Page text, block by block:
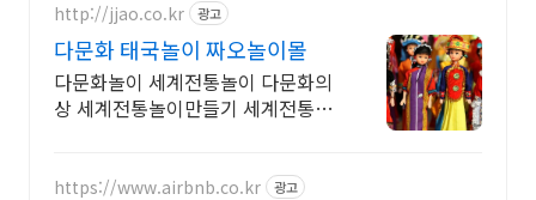
http://jjao.co.kr 광고
다문화 태국놀이 짜오놀이몰
다문화놀이 세계전통놀이 다문화의
상 세계전통놀이만들기 세계전통의
https://www.airbnb.co.kr 광고